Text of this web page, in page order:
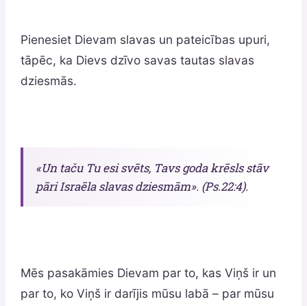
Pienesiet Dievam slavas un pateicības upuri,
tāpēc, ka Dievs dzīvo savas tautas slavas
dziesmās.
«Un taču Tu esi svēts, Tavs goda krēsls stāv
pāri Israēla slavas dziesmām». (Ps.22:4).
Mēs pasakāmies Dievam par to, kas Viņš ir un
par to, ko Viņš ir darījis mūsu labā – par mūsu